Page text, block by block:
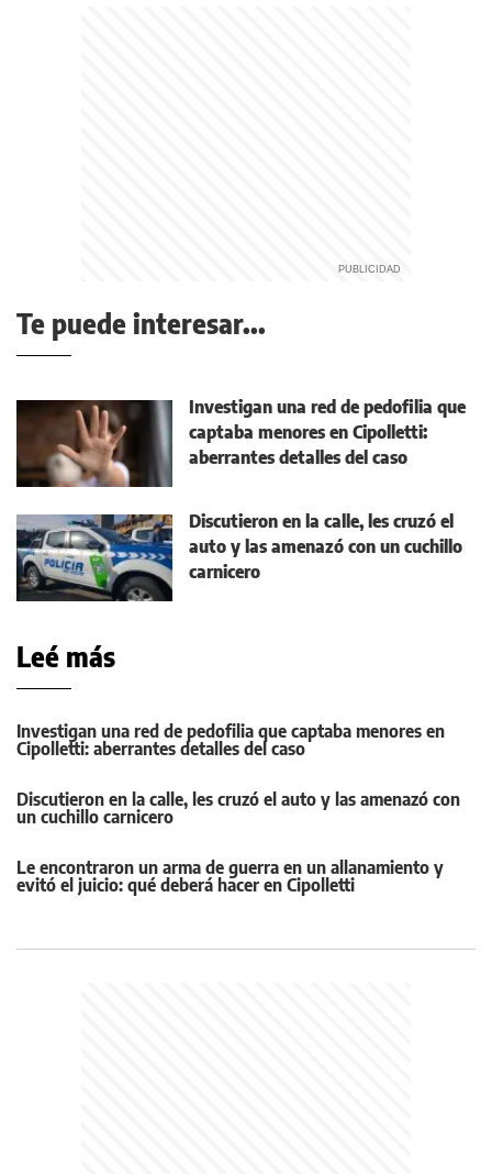
Te puede interesar...
Investigan una red de pedofilia que
captaba menores en Cipolletti:
aberrantes detalles del caso
Discutieron en la calle, les cruzó el
auto y las amenazó con un cuchillo
carnicero
Leé más
Investigan una red de pedofilia que captaba menores en
Cipolletti: aberrantes detalles del caso
Discutieron en la calle, les cruzó el auto y las amenazó con
un cuchillo carnicero
Le encontraron un arma de guerra en un allanamiento y
evitó el juicio: qué deberá hacer en Cipolletti